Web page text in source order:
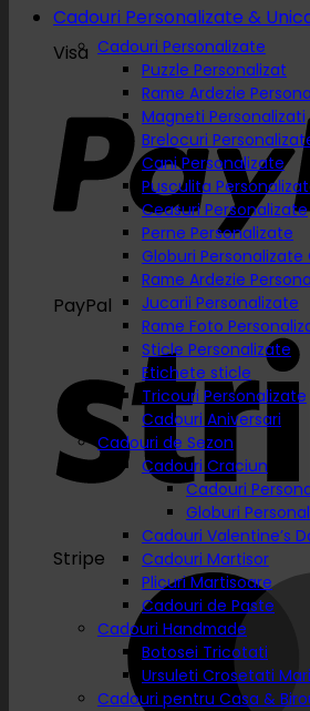
Visa
PayPal
Stripe
Cadouri Personalizate &
Cadouri Personalizate
Puzzle Personalizat
Rame Ardezie
Magneti Personalizati
Brelocuri
Cani Personalizate
Pusculita
Ceasuri Personalizate
Perne Personalizate
Globuri Personalizate
Rame Ardezie
Jucarii Personalizate
Rame Foto
Sticle Personalizate
Etichete sticle
Tricouri Personalizate
Cadouri Aniversari
Cadouri de Sezon
Cadouri Craciun
Cadouri
Globuri
Cadouri Valentine’s
Cadouri Martisor
Plicuri Martisoare
Cadouri de Paste
Cadouri Handmade
Botosei Tricotati
Ursuleti Crosetati Mari
Cadouri pentru Casa &